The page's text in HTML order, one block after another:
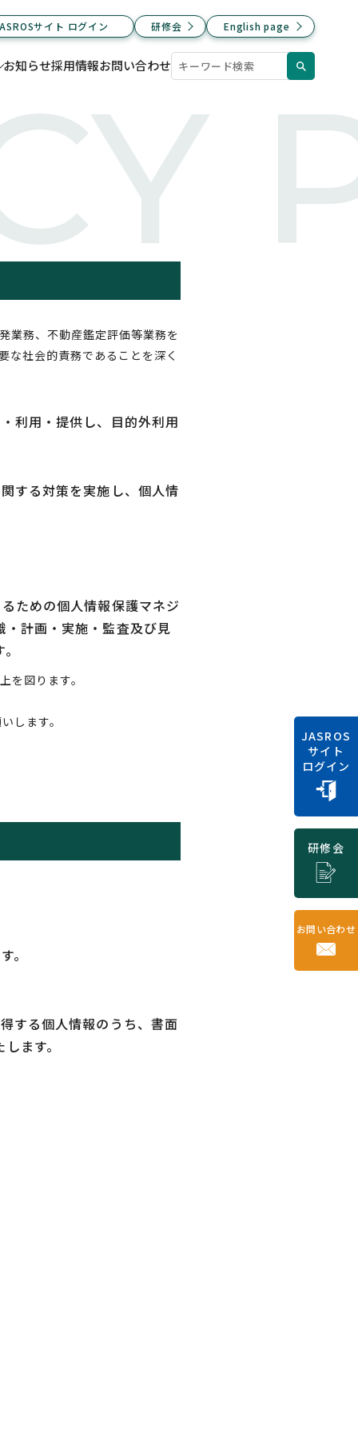
サイト ログイン 研修会 English page
お知らせ採用情報お問い合わせ
JASROS
サイト
ログイン
研修会
お問い合わせ
業務、不動産鑑定評価等業務を
な社会的責務であることを深く
利用・提供し、目的外利用
する対策を実施し、個人情
ための個人情報保護マネジ
計画・実施・監査及び見
を図ります。
します。
。
する個人情報のうち、書面
ます。